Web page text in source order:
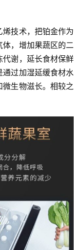
技术，把铂金作为
，增加果蔬区的二
谢，延长食材保鲜
通过加湿延缓食材水
微生物滋长。相较之